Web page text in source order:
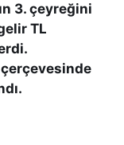
3. çeyreğini
TL
çerçevesinde